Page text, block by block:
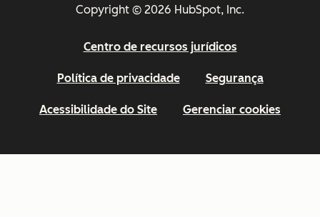
Copyright © 2026 HubSpot, Inc.
Centro de recursos jurídicos
Política de privacidade Segurança
Acessibilidade do Site Gerenciar cookies